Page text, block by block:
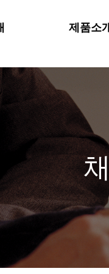
제품소